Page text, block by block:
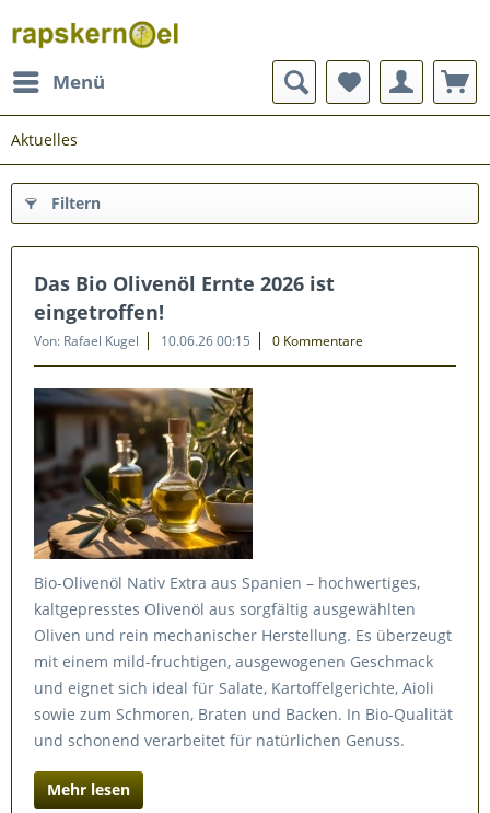
Menü
Aktuelles
Filtern
Das Bio Olivenöl Ernte 2026 ist
eingetroffen!
Von: Rafael Kugel 10.06.26 00:15 0 Kommentare
Bio-Olivenöl Nativ Extra aus Spanien – hochwertiges,
kaltgepresstes Olivenöl aus sorgfältig ausgewählten
Oliven und rein mechanischer Herstellung. Es überzeugt
mit einem mild-fruchtigen, ausgewogenen Geschmack
und eignet sich ideal für Salate, Kartoffelgerichte, Aioli
sowie zum Schmoren, Braten und Backen. In Bio-Qualität
und schonend verarbeitet für natürlichen Genuss.
Mehr lesen